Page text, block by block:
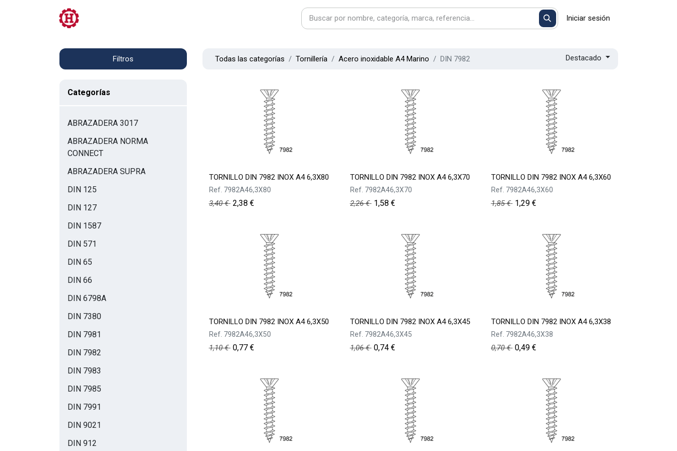
Iniciar sesión
Filtros
Categorías
ABRAZADERA 3017
ABRAZADERA NORMA
CONNECT
ABRAZADERA SUPRA
DIN 125
DIN 127
DIN 1587
DIN 571
DIN 65
DIN 66
DIN 6798A
DIN 7380
DIN 7981
DIN 7982
DIN 7983
DIN 7985
DIN 7991
DIN 9021
DIN 912
Todas las categorías Tornillería Acero inoxidable A4 Marino DIN 7982 Destacado
TORNILLO DIN 7982 INOX A4 6,3X80
Ref. 7982A46,3X80
3,40€ 2,38 €
TORNILLO DIN 7982 INOX A4 6,3X70
Ref. 7982A46,3X70
2,26€ 1,58 €
TORNILLO DIN 7982 INOX A4 6,3X60
Ref. 7982A46,3X60
1,85€ 1,29€
TORNILLO DIN 7982 INOX A4 6,3X50
Ref. 7982A46,3X50
1,10€ 0,77€
TORNILLO DIN 7982 INOX A4 6,3X45
Ref. 7982A46,3X45
1,06€ 0,74€
TORNILLO DIN 7982 INOX A4 6,3X38
Ref. 7982A46,3X38
0,70€ 0,49€